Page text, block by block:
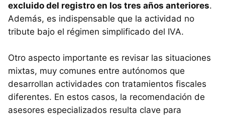
excluido del registro en los tres años anteriores.
Además, es indispensable que la actividad no
tribute bajo el régimen simplificado del IVA.
Otro aspecto importante es revisar las situaciones
mixtas, muy comunes entre autónomos que
desarrollan actividades con tratamientos fiscales
diferentes. En estos casos, la recomendación de
asesores especializados resulta clave para